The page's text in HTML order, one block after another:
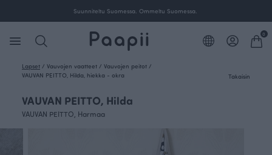
Suunniteltu Suomessa. Ommeltu Suomessa.
0
Lapset / Vauvojen vaatteet / Vauvojen peitot /
VAUVAN PEITTO, Hilda, hiekka - okra
Takaisin
VAUVAN PEITTO, Hilda
VAUVAN PEITTO, Harmaa